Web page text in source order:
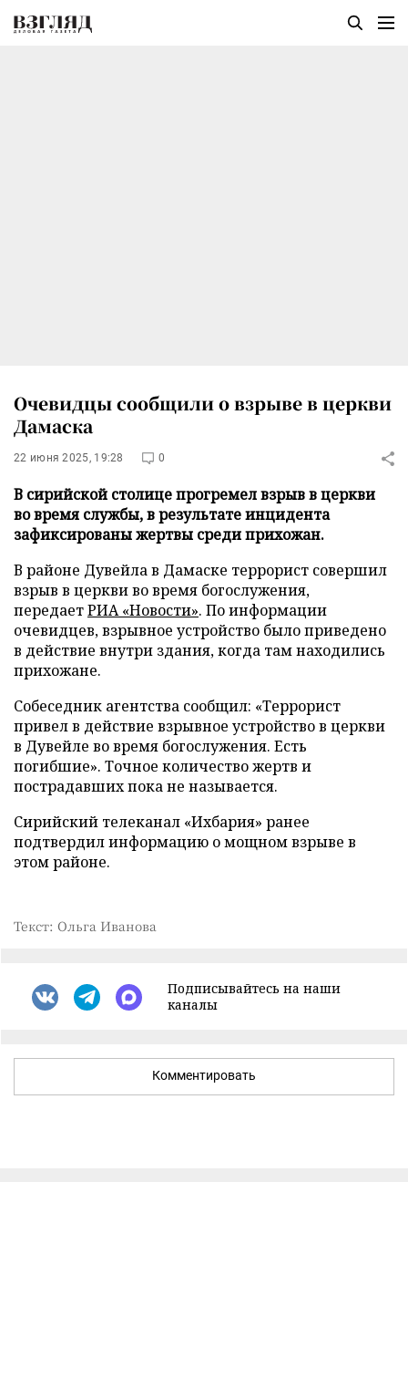
Очевидцы сообщили о взрыве в церкви
Дамаска
22 июня 2025, 19:28 0
В сирийской столице прогремел взрыв в церкви
во время службы, в результате инцидента
зафиксированы жертвы среди прихожан.
В районе Дувейла в Дамаске террорист совершил
взрыв в церкви во время богослужения,
передаетРИА «Новости». По информации
очевидцев, взрывное устройство было приведено
в действие внутри здания, когда там находились
прихожане.
Собеседник агентства сообщил: «Террорист
привел в действие взрывное устройство в церкви
в Дувейле во время богослужения. Есть
погибшие». Точное количество жертв и
пострадавших пока не называется.
Сирийский телеканал «Ихбария» ранее
подтвердил информацию о мощном взрыве в
этом районе.
Текст: Ольга Иванова
Подписывайтесь на наши
каналы
Комментировать